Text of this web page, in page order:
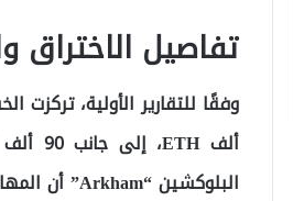
تفاصيل الاختراق